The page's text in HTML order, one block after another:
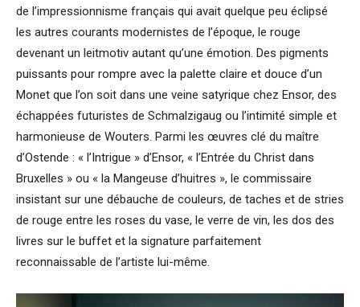
de l’impressionnisme français qui avait quelque peu éclipsé
les autres courants modernistes de l’époque, le rouge
devenant un leitmotiv autant qu’une émotion. Des pigments
puissants pour rompre avec la palette claire et douce d’un
Monet que l’on soit dans une veine satyrique chez Ensor, des
échappées futuristes de Schmalzigaug ou l’intimité simple et
harmonieuse de Wouters. Parmi les œuvres clé du maître
d’Ostende : « l’Intrigue » d’Ensor, « l’Entrée du Christ dans
Bruxelles » ou « la Mangeuse d’huitres », le commissaire
insistant sur une débauche de couleurs, de taches et de stries
de rouge entre les roses du vase, le verre de vin, les dos des
livres sur le buffet et la signature parfaitement
reconnaissable de l’artiste lui-même.